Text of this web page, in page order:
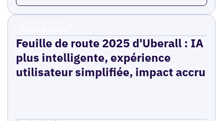
Feuille de route 2025 d'Uberall : IA
plus intelligente, expérience
utilisateur simplifiée, impact accru